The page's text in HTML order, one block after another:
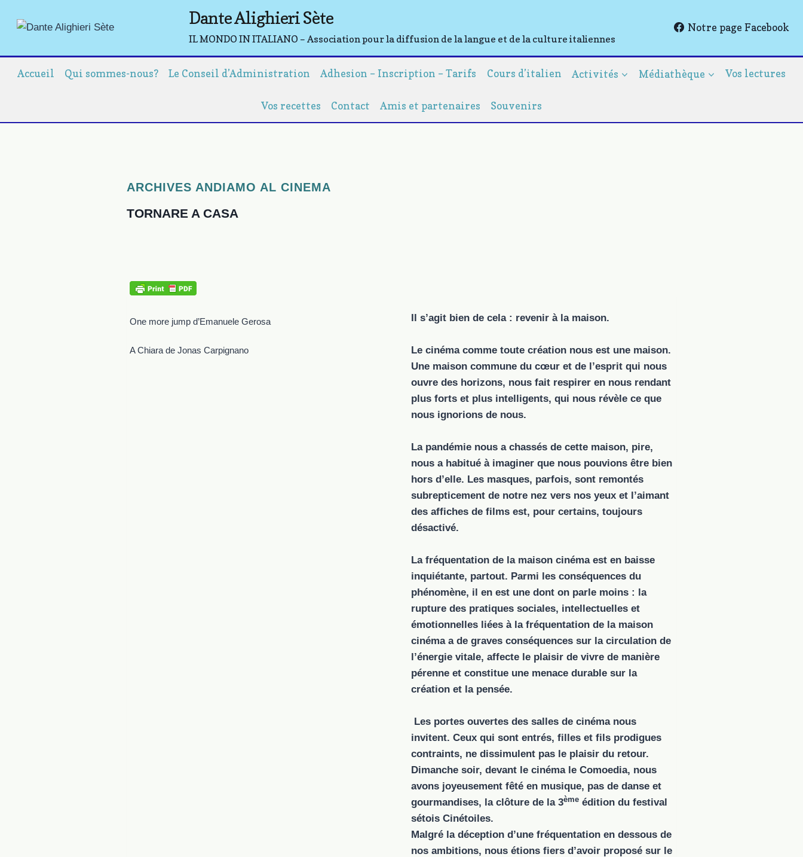
Dante Alighieri Sète
IL MONDO IN ITALIANO – Association pour la diffusion de la langue et de la culture italiennes
Notre page Facebook
Accueil Qui sommes-nous? Le Conseil d’Administration Adhesion – Inscription – Tarifs Cours d’italien Activités Médiathèque Vos lectures
Vos recettes Contact Amis et partenaires Souvenirs
ARCHIVES ANDIAMO AL CINEMA
TORNARE A CASA
One more jump d’Emanuele Gerosa
A Chiara de Jonas Carpignano
Il s’agit bien de cela : revenir à la maison.
Le cinéma comme toute création nous est une maison.
Une maison commune du cœur et de l’esprit qui nous
ouvre des horizons, nous fait respirer en nous rendant
plus forts et plus intelligents, qui nous révèle ce que
nous ignorions de nous.
La pandémie nous a chassés de cette maison, pire,
nous a habitué à imaginer que nous pouvions être bien
hors d’elle. Les masques, parfois, sont remontés
subrepticement de notre nez vers nos yeux et l’aimant
des affiches de films est, pour certains, toujours
désactivé.
La fréquentation de la maison cinéma est en baisse
inquiétante, partout. Parmi les conséquences du
phénomène, il en est une dont on parle moins : la
rupture des pratiques sociales, intellectuelles et
émotionnelles liées à la fréquentation de la maison
cinéma a de graves conséquences sur la circulation de
l’énergie vitale, affecte le plaisir de vivre de manière
pérenne et constitue une menace durable sur la
création et la pensée.
Les portes ouvertes des salles de cinéma nous
invitent. Ceux qui sont entrés, filles et fils prodigues
contraints, ne dissimulent pas le plaisir du retour.
Dimanche soir, devant le cinéma le Comoedia, nous
avons joyeusement fêté en musique, pas de danse et
gourmandises, la clôture de la 3ème édition du festival
sétois Cinétoiles.
Malgré la déception d’une fréquentation en dessous de
nos ambitions, nous étions fiers d’avoir proposé sur le